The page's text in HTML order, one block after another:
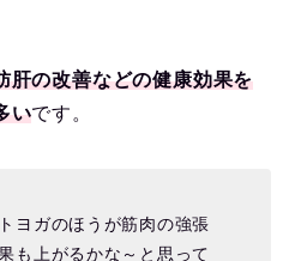
肝の改善などの健康効果を
いです。
ヨガのほうが筋肉の強張
も上がるかな～と思って